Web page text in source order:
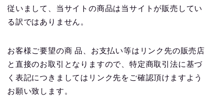
従いまして、当サイトの商品は当サイトが販売してい
る訳ではありません。
お客様ご要望の商 品、お支払い等はリンク先の販売店
と直接のお取引となりますので、特定商取引法に基づ
く表記につきましてはリンク先をご確認頂けますよう
お願い致します。